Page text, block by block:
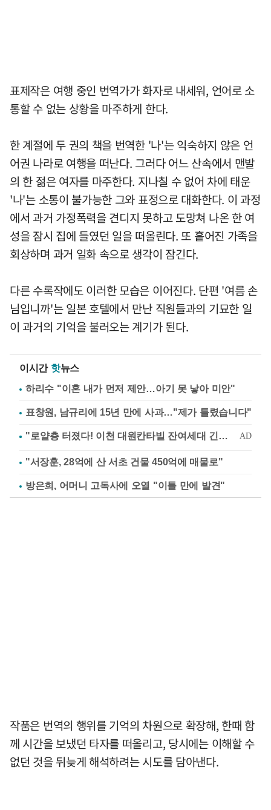
표제작은 여행 중인 번역가가 화자로 내세워, 언어로 소
통할 수 없는 상황을 마주하게 한다.
한 계절에 두 권의 책을 번역한 '나'는 익숙하지 않은 언
어권 나라로 여행을 떠난다. 그러다 어느 산속에서 맨발
의 한 젊은 여자를 마주한다. 지나칠 수 없어 차에 태운
'나'는 소통이 불가능한 그와 표정으로 대화한다. 이 과정
에서 과거 가정폭력을 견디지 못하고 도망쳐 나온 한 여
성을 잠시 집에 들였던 일을 떠올린다. 또 흩어진 가족을
회상하며 과거 일화 속으로 생각이 잠긴다.
다른 수록작에도 이러한 모습은 이어진다. 단편 '여름 손
님입니까'는 일본 호텔에서 만난 직원들과의 기묘한 일
이 과거의 기억을 불러오는 계기가 된다.
이시간 핫뉴스
하리수 "이혼 내가 먼저 제안…아기 못 낳아 미안"
표창원, 남규리에 15년 만에 사과…"제가 틀렸습니다"
"서장훈, 28억에 산 서초 건물 450억에 매물로"
방은희, 어머니 고독사에 오열 "이틀 만에 발견"
작품은 번역의 행위를 기억의 차원으로 확장해, 한때 함
께 시간을 보냈던 타자를 떠올리고, 당시에는 이해할 수
없던 것을 뒤늦게 해석하려는 시도를 담아낸다.